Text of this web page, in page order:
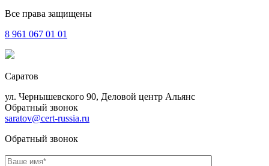
Все права защищены
8 961 067 01 01
Саратов
ул. Чернышевского 90, Деловой центр Альянс
Обратный звонок
saratov@cert-russia.ru
Обратный звонок